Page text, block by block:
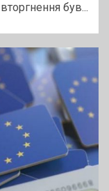
вторгнення був...